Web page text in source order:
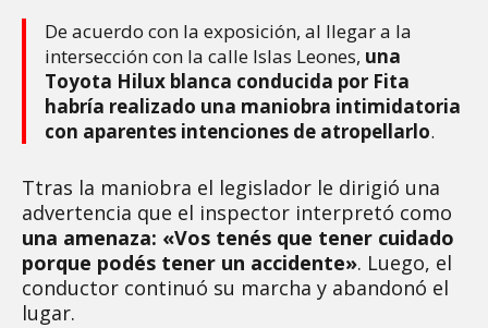
De acuerdo con la exposición, al llegar a la
intersección con la calle Islas Leones, una
Toyota Hilux blanca conducida por Fita
habría realizado una maniobra intimidatoria
con aparentes intenciones de atropellarlo.
Ttras la maniobra el legislador le dirigió una
advertencia que el inspector interpretó como
una amenaza: «Vos tenés que tener cuidado
porque podés tener un accidente». Luego, el
conductor continuó su marcha y abandonó el
lugar.